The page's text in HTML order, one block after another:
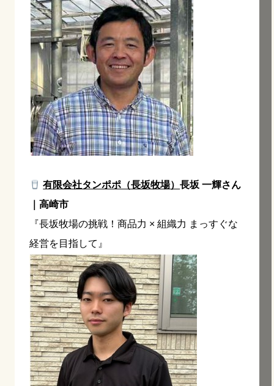
有限会社タンポポ（長坂牧場）長坂 一輝さん
｜高崎市
『長坂牧場の挑戦！商品力 × 組織力 まっすぐな
経営を目指して』